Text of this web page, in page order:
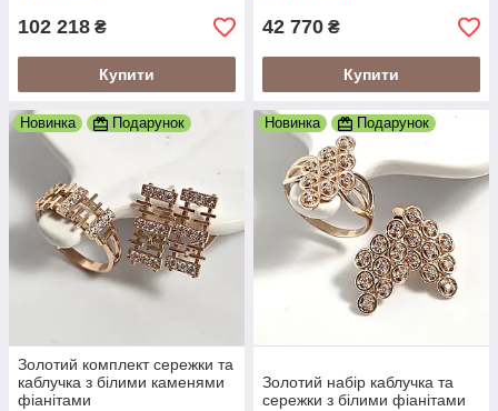
102 218 ₴
Купити
42 770 ₴
Купити
Новинка Подарунок
Золотий комплект сережки та
каблучка з білими каменями
фіанітами
Новинка Подарунок
Золотий набір каблучка та
сережки з білими фіанітами